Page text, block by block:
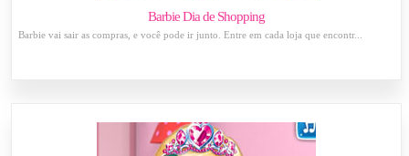
Barbie Dia de Shopping
Barbie vai sair as compras, e você pode ir junto. Entre em cada loja que encontr...